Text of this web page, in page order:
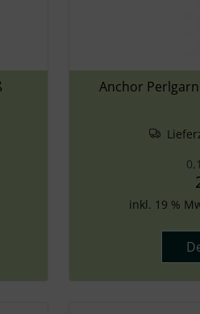
Anchor
inkl. 19 %